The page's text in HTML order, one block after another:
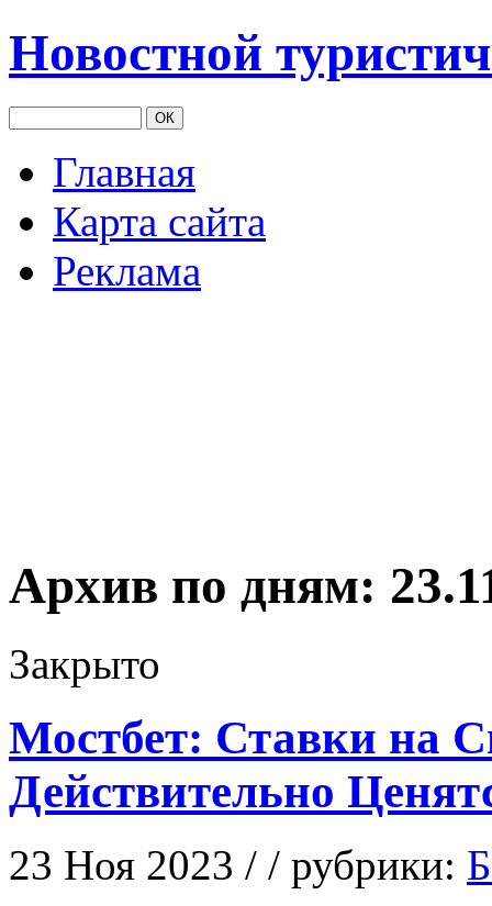
Новостной
Главная
Карта сайта
Реклама
Архив по дням:
Закрыто
Мостбет: Ставки на
Действительно
23 Ноя 2023 / / рубрики: